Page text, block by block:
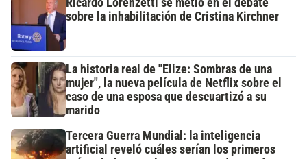
sobre la inhabilitación de Cristina Kirchner
La historia real de "Elize: Sombras de una
mujer", la nueva película de Netflix sobre el
caso de una esposa que descuartizó a su
marido
Tercera Guerra Mundial: la inteligencia
artificial reveló cuáles serían los primeros